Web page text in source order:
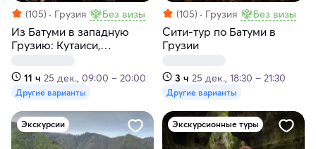
(105) Грузия Без визы
Из Батуми в западную
Грузию: Кутаиси,
Сатаплия
11 ч 25 дек., 09:00 – 20:00
Другие варианты
(105) Грузия Без визы
Сити-тур по Батуми в
Грузии
3 ч 25 дек., 18:30 – 21:30
Другие варианты
Экскурсии Экскурсионные туры